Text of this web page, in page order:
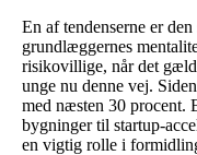
En af tendenserne er
grundlæggernes
risikovillige, når det
unge nu denne vej.
med næsten 30 procent.
bygninger til startup-
en vigtig rolle i